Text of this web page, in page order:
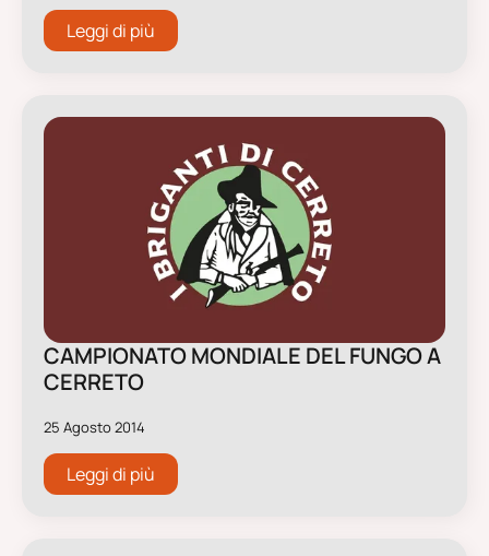
Leggi di più
CAMPIONATO MONDIALE DEL FUNGO A
CERRETO
25 Agosto 2014
Leggi di più